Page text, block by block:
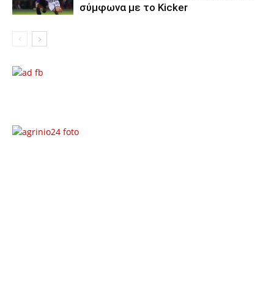
σύμφωνα με το Kicker